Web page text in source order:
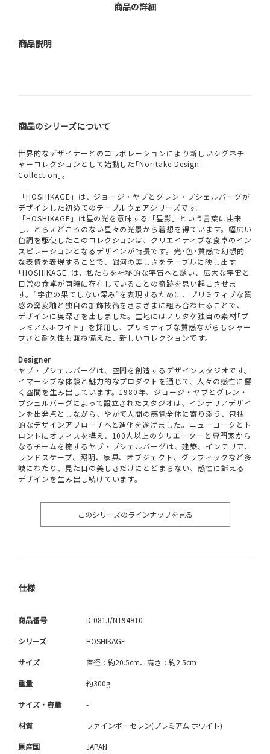
商品の詳細
商品説明
商品のシリーズについて
世界的なデザイナーとのコラボレーションにより新しいシグネチ
ャーコレクションとして始動した｢Noritake Design
Collection｣。
「HOSHIKAGE」は、ジョージ・ヤブとグレン・プシェルバーグが
デザインした初めてのテーブルウェアシリーズです。
「HOSHIKAGE」は星の光を意味する「星影」という言葉に由来
し、とらえどころのない星々の光景から着想を得ています。幅広い
色調を駆使したこのコレクションは、クリエイティブな食卓のイン
スピレーションとなるデザインが特長です。光･色･質感で幻想的
な表情を表現することで、銀河の美しさをテーブルに映し出す
｢HOSHIKAGE｣は、私たちを神秘的な宇宙へと誘い、広大な宇宙と
日常の食卓が同時に存在していることの奇跡を思い起こさせま
す。”宇宙の果てしない深み”を表現するために、プリミティブな質
感の窯変釉と独自の加飾技術をさまざまに組み合わせることで、
デザインに奥深さを出しました。生地にはノリタケ独自の素材｢プ
レミアムホワイト」を採用し、プリミティブな質感ながらもシャー
プさと耐久性も兼ね備えた、新しいコレクションです。
Designer
ヤブ・プシェルバーグは、空間を創造するデザインスタジオです。
イマーシブな体験と魅力的なプロダクトを通じて、人々の感性に響
く空間を生み出しています。1980年、ジョージ・ヤブとグレン・
プシェルバーグによって設立されたスタジオは、インテリアデザイ
ンを出発点としながら、やがて人間の感覚全体に寄り添う、包括
的なデザインアプローチへと進化を遂げました。ニューヨークとト
ロントにオフィスを構え、100人以上のクリエーターと専門家から
なるチームを擁するヤブ・プシェルバーグは、建築、インテリア、
ランドスケープ、照明、家具、オブジェクト、グラフィックなど多
岐にわたり、見た目の美しさだけにとどまらない、感性に訴える
デザインを生み出し続けています。
このシリーズのラインナップを見る
仕様
商品番号 D-081J/NT94910
シリーズ HOSHIKAGE
サイズ 直径：約20.5cm、高さ：約2.5cm
重量 約300g
サイズ・容量 -
材質 ファインポーセレン(プレミアム ホワイト)
原産国 JAPAN